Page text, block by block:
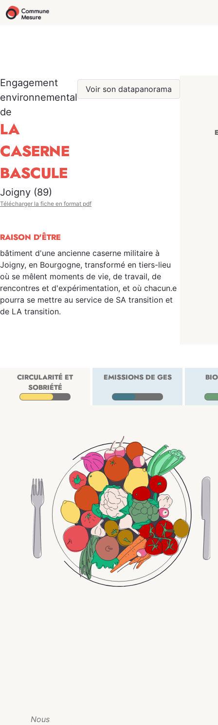
Engagement
environnemental
de
LA
CASERNE
BASCULE
Voir son datapanorama
Joigny (89)
Télécharger la fiche en format pdf
RAISON D'ÊTRE
bâtiment d'une ancienne caserne militaire à
Joigny, en Bourgogne, transformé en tiers-lieu
où se mêlent moments de vie, de travail, de
rencontres et d'expérimentation, et où chacun.e
pourra se mettre au service de SA transition et
de LA transition.
CIRCULARITÉ ET
SOBRIÉTÉ
EMISSIONS DE GES
Nous